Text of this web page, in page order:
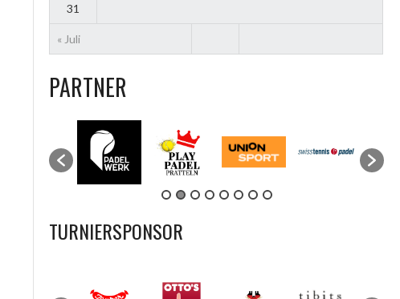
« Juli
31
PARTNER
TURNIERSPONSOR